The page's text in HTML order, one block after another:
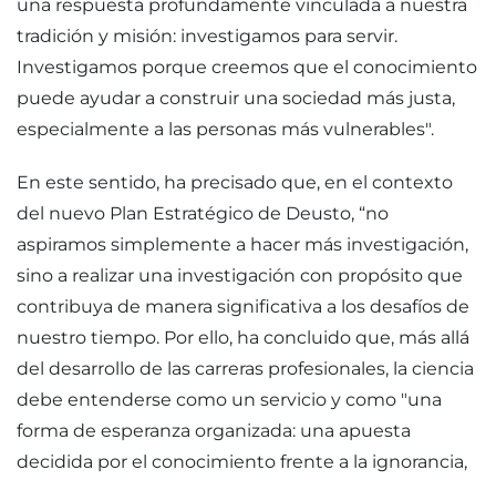
una respuesta profundamente vinculada a nuestra
tradición y misión: investigamos para servir.
Investigamos porque creemos que el conocimiento
puede ayudar a construir una sociedad más justa,
especialmente a las personas más vulnerables".
En este sentido, ha precisado que, en el contexto
del nuevo Plan Estratégico de Deusto, “no
aspiramos simplemente a hacer más investigación,
sino a realizar una investigación con propósito que
contribuya de manera significativa a los desafíos de
nuestro tiempo. Por ello, ha concluido que, más allá
del desarrollo de las carreras profesionales, la ciencia
debe entenderse como un servicio y como "una
forma de esperanza organizada: una apuesta
decidida por el conocimiento frente a la ignorancia,